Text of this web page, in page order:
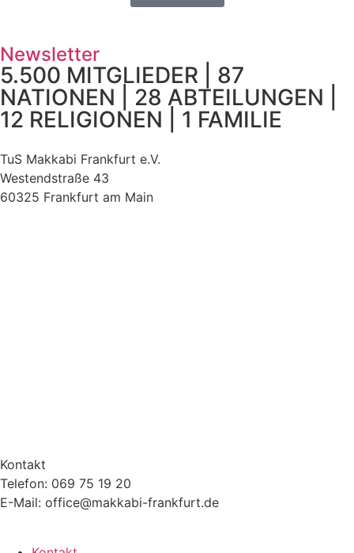
Newsletter
5.500 MITGLIEDER | 87
NATIONEN | 28 ABTEILUNGEN |
12 RELIGIONEN | 1 FAMILIE
TuS Makkabi Frankfurt e.V.
Westendstraße 43
60325 Frankfurt am Main
Kontakt
Telefon: 069 75 19 20
E-Mail: office@makkabi-frankfurt.de